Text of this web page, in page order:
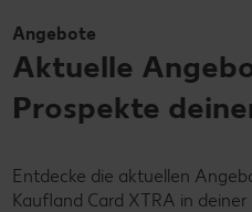
Angebote
Aktuelle
Prospekte
Entdecke die aktuellen
Kaufland Card XTRA in